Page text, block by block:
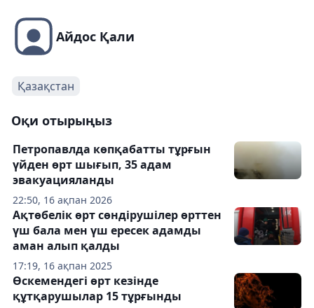
Айдос Қали
Қазақстан
Оқи отырыңыз
22:50, 16 ақпан 2026
Петропавлда көпқабатты тұрғын
үйден өрт шығып, 35 адам
эвакуацияланды
17:19, 16 ақпан 2025
Ақтөбелік өрт сөндірушілер өрттен
үш бала мен үш ересек адамды
аман алып қалды
Өcкемендегі өрт кезінде
құтқарушылар 15 тұрғынды